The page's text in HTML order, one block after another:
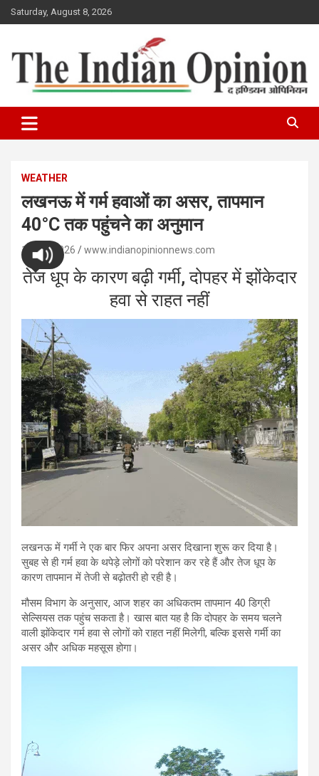
Skip
to
Saturday, August 8, 2026
Indian Opinion News
WEATHER
लखनऊ में गर्म हवाओं का असर, तापमान
40°C तक पहुंचने का अनुमान
16/04/2026 www.indianopinionnews.com
तेज धूप के कारण बढ़ी गर्मी, दोपहर में झोंकेदार
हवा से राहत नहीं
लखनऊमें गर्मी ने एक बार फिर अपना असर दिखाना शुरू कर दिया है।
सुबह से ही गर्म हवा के थपेड़े लोगों को परेशान कर रहे हैं और तेज धूप के
कारण तापमान में तेजी से बढ़ोतरी हो रही है।
मौसम विभाग के अनुसार, आज शहर का अधिकतम तापमान 40 डिग्री
सेल्सियस तक पहुंच सकता है। खास बात यह है कि दोपहर के समय चलने
वाली झोंकेदार गर्म हवा से लोगों को राहत नहीं मिलेगी, बल्कि इससे गर्मी का
असर और अधिक महसूस होगा।